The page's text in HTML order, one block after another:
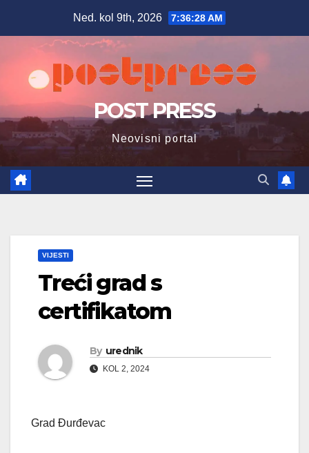
Ned. kol 9th, 2026 7:36:30 AM
POST PRESS
Neovisni portal
VIJESTI
Treći grad s
certifikatom
By urednik
KOL 2, 2024
Grad Đurđevac